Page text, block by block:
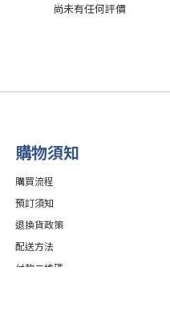
尚未有任何評價
購物須知
購買流程
預訂須知
退換貨政策
配送方法
付款二維碼